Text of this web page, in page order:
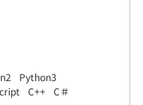
Python3
C++ C＃